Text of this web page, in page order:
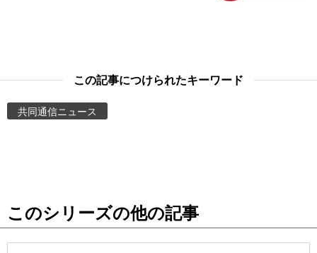
お知らせ
この記事につけられたキーワード
共同通信ニュース
このシリーズの他の記事